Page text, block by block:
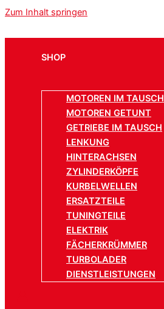
Zum Inhalt springen
SHOP
MOTOREN IM TAUSCH
MOTOREN GETUNT
GETRIEBE IM TAUSCH
LENKUNG
HINTERACHSEN
ZYLINDERKÖPFE
KURBELWELLEN
ERSATZTEILE
TUNINGTEILE
ELEKTRIK
FÄCHERKRÜMMER
TURBOLADER
DIENSTLEISTUNGEN